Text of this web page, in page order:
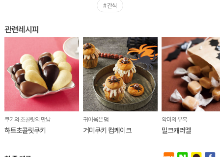
# 간식
관련레시피
쿠키와 초콜릿의 만남
하트초콜릿쿠키
귀여움은 덤
거미쿠키 컵케이크
악마의 유혹
밀크캐러멜